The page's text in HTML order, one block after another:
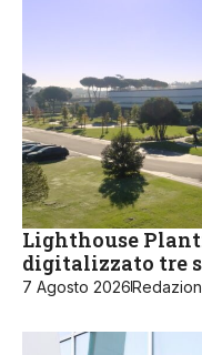
Lighthouse
digitalizzato tre
7 Agosto 2026